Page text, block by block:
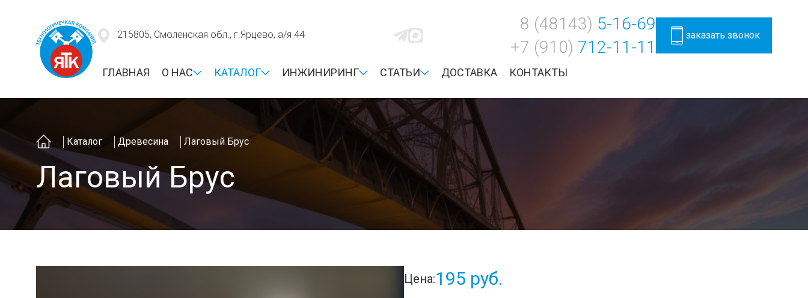
215805, Смоленская обл., г.Ярцево, а/я 44
8 (48143) 5-16-69
+7 (910) 712-11-11
заказать звонок
ГЛАВНАЯ О НАС КАТАЛОГ ИНЖИНИРИНГ СТАТЬИ ДОСТАВКА КОНТАКТЫ
ГлавнаяКаталог Древесина Лаговый Брус
Лаговый Брус
Цена:195 руб.